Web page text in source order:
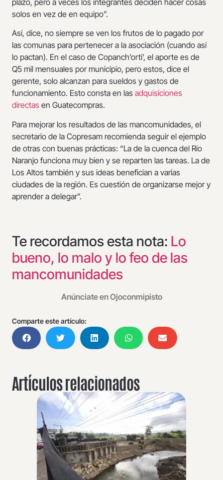
solos en vez de en equipo”.
Así, dice, no siempre se ven los frutos de lo pagado por
las comunas para pertenecer a la asociación (cuando así
lo pactan). En el caso de Copanch’orti’, el aporte es de
Q5 mil mensuales por municipio, pero estos, dice el
gerente, solo alcanzan para sueldos y gastos de
funcionamiento. Esto consta en las adquisiciones
directas en Guatecompras.
Para mejorar los resultados de las mancomunidades, el
secretario de la Copresam recomienda seguir el ejemplo
de otras con buenas prácticas: “La de la cuenca del Río
Naranjo funciona muy bien y se reparten las tareas. La de
Los Altos también y sus ideas benefician a varias
ciudades de la región. Es cuestión de organizarse mejor y
aprender a delegar”.
Te recordamos esta nota: Lo
bueno, lo malo y lo feo de las
mancomunidades
Anúnciate en Ojoconmipisto
Comparte este artículo:
Artículos relacionados